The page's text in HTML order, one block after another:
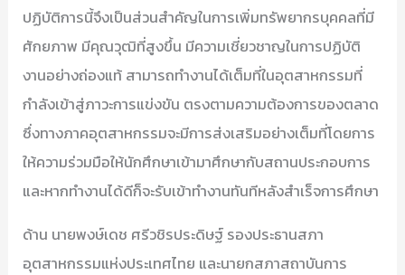
ปฏิบัติการนี้จึงเป็นส่วนสำคัญในการเพิ่มทรัพยากรบุคคลที่มี
ศักยภาพ มีคุณวุฒิที่สูงขึ้น มีความเชี่ยวชาญในการปฏิบัติ
งานอย่างถ่องแท้ สามารถทำงานได้เต็มที่ในอุตสาหกรรมที่
กำลังเข้าสู่ภาวะการแข่งขัน ตรงตามความต้องการของตลาด
ซึ่งทางภาคอุตสาหกรรมจะมีการส่งเสริมอย่างเต็มที่โดยการ
ให้ความร่วมมือให้นักศึกษาเข้ามาศึกษากับสถานประกอบการ
และหากทำงานได้ดีก็จะรับเข้าทำงานทันทีหลังสำเร็จการศึกษา
ด้าน นายพงษ์เดช ศรีวชิรประดิษฐ์ รองประธานสภา
อุตสาหกรรมแห่งประเทศไทย และนายกสภาสถาบันการ